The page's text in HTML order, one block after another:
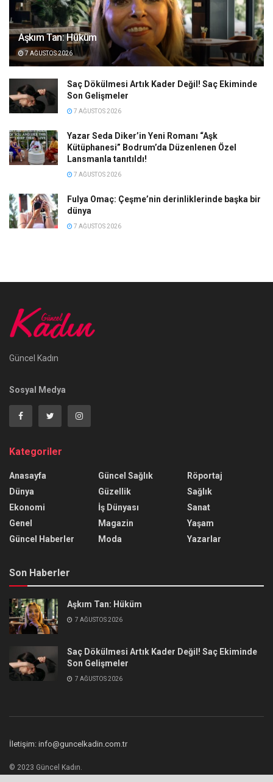
Aşkım Tan: Hüküm
7 AĞUSTOS 2026
Saç Dökülmesi Artık Kader Değil! Saç Ekiminde
Son Gelişmeler
7 AĞUSTOS 2026
Yazar Seda Diker’in Yeni Romanı “Aşk
Kütüphanesi” Bodrum’da Düzenlenen Özel
Lansmanla tanıtıldı!
7 AĞUSTOS 2026
Fulya Omaç: Çeşme’nin derinliklerinde başka bir
dünya
7 AĞUSTOS 2026
Güncel Kadın
Sosyal Medya
Kategoriler
Anasayfa
Dünya
Ekonomi
Genel
Güncel Haberler
Güncel Sağlık
Güzellik
İş Dünyası
Magazin
Moda
Röportaj
Sağlık
Sanat
Yaşam
Yazarlar
Son Haberler
Aşkım Tan: Hüküm
7 AĞUSTOS 2026
Saç Dökülmesi Artık Kader Değil! Saç Ekiminde
Son Gelişmeler
7 AĞUSTOS 2026
İletişim: info@guncelkadin.com.tr
© 2023 Güncel Kadın.